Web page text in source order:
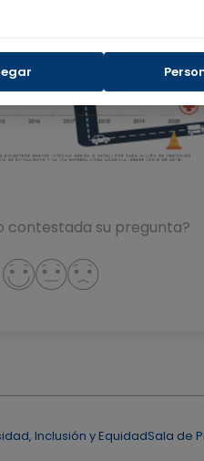
contestada su pregunta?
Inclusión y EquidadSala de